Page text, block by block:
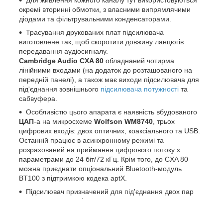
окремі вторинні обмотки, з власними випрямлячими
діодами та фільтрувальними конденсаторами.
Трасування друкованих плат підсилювача
виготовлене так, щоб скоротити довжину ланцюгів
передавання аудіосигналу.
Cambridge Audio CXA 80 обладнаний чотирма
лінійними входами (на додаток до розташованого на
передній панелі), а також має виходи підсилювача для
під'єднання зовнішнього підсилювача потужності та
сабвуфера.
Особливістю цього апарата є наявність вбудованого
ЦАП-а на микросхеме Wolfson WM8740 , трьох
цифрових входів: двох оптичних, коаксіального та USB.
Останній працює в асинхронному режимі та
розрахований на приймання цифрового потоку з
параметрами до 24 біт/72 кГц. Крім того, до CXA 80
можна приєднати опціональний Bluetooth-модуль
BT100 з підтримкою кодека aptX.
Підсилювач призначений для під'єднання двох пар